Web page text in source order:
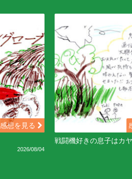
感想を見る
2026/08/04
戦闘機好きの息子はカ